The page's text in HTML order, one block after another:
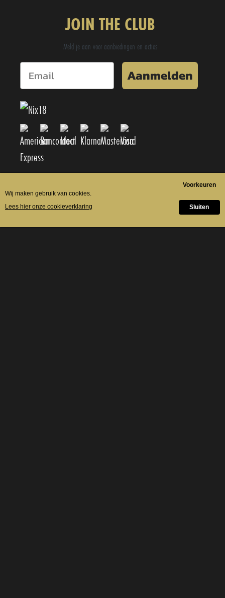
JOIN THE CLUB
Meld je aan voor aanbiedingen en acties
Aanmelden